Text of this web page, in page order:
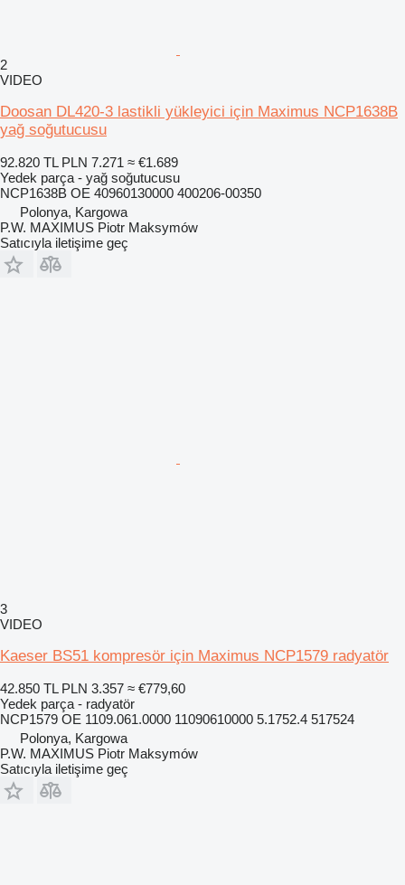
2
VIDEO
Doosan DL420-3 lastikli yükleyici için Maximus NCP1638B
yağ soğutucusu
92.820 TL PLN 7.271 ≈ €1.689
Yedek parça - yağ soğutucusu
NCP1638B OE 40960130000 400206-00350
Polonya, Kargowa
P.W. MAXIMUS Piotr Maksymów
Satıcıyla iletişime geç
3
VIDEO
Kaeser BS51 kompresör için Maximus NCP1579 radyatör
42.850 TL PLN 3.357 ≈ €779,60
Yedek parça - radyatör
NCP1579 OE 1109.061.0000 11090610000 5.1752.4 517524
Polonya, Kargowa
P.W. MAXIMUS Piotr Maksymów
Satıcıyla iletişime geç